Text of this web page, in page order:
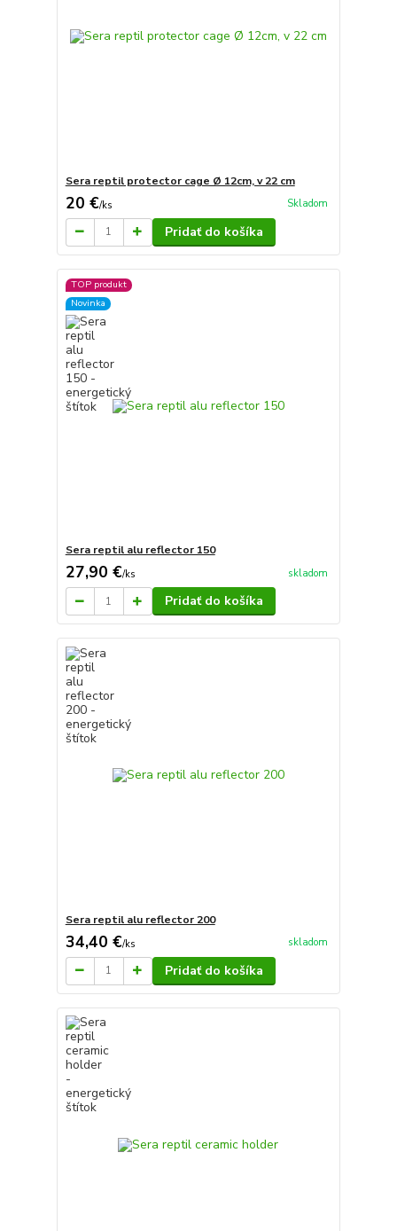
Sera reptil protector cage Ø 12cm, v 22 cm
20 €/ks Skladom
Pridať do košíka
TOP produkt
Novinka
Sera reptil alu reflector 150
27,90 €/ks skladom
Pridať do košíka
Sera reptil alu reflector 200
34,40 €/ks skladom
Pridať do košíka